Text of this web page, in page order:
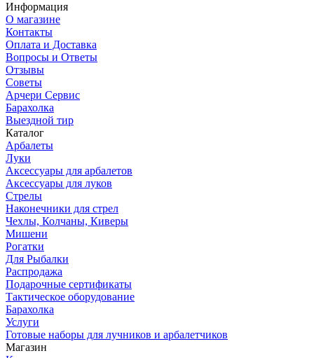
Информация
О магазине
Контакты
Оплата и Доставка
Вопросы и Ответы
Отзывы
Советы
Арчери Сервис
Барахолка
Выездной тир
Каталог
Арбалеты
Луки
Аксессуары для арбалетов
Аксессуары для луков
Стрелы
Наконечники для стрел
Чехлы, Колчаны, Киверы
Мишени
Рогатки
Для Рыбалки
Распродажа
Подарочные сертификаты
Тактическое оборудование
Барахолка
Услуги
Готовые наборы для лучников и арбалетчиков
Магазин